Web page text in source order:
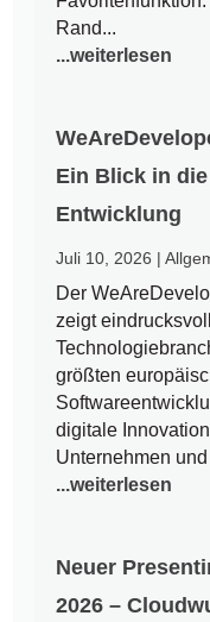
Rand...
...weiterlesen
Ein Blick in
Entwicklung
Juli 10, 2026 |
Der
zeigt
größten
digitale
Unternehmen
...weiterlesen
Neuer
2026 –